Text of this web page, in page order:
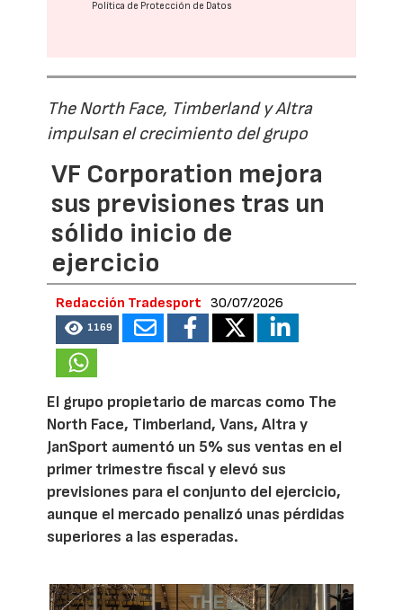
Política de Protección de Datos
The North Face, Timberland y Altra
impulsan el crecimiento del grupo
VF Corporation mejora
sus previsiones tras un
sólido inicio de
ejercicio
Redacción Tradesport 30/07/2026
1169
El grupo propietario de marcas como The
North Face, Timberland, Vans, Altra y
JanSport aumentó un 5% sus ventas en el
primer trimestre fiscal y elevó sus
previsiones para el conjunto del ejercicio,
aunque el mercado penalizó unas pérdidas
superiores a las esperadas.